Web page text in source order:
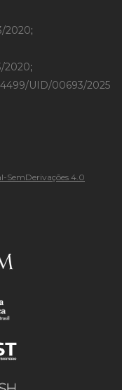
2020;
2020;
UID/00693/2025
SemDerivações 4.0